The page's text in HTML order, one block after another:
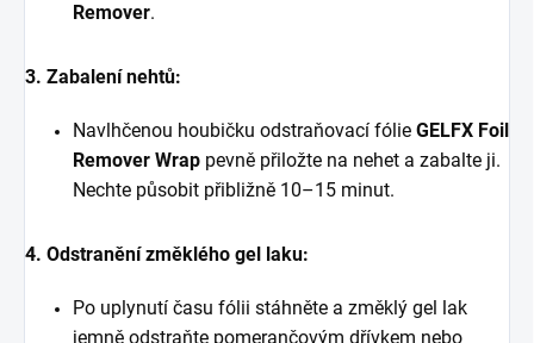
Remover.
3. Zabalení nehtů:
Navlhčenou houbičku odstraňovací fólie GELFX Foil
Remover Wrap pevně přiložte na nehet a zabalte ji.
Nechte působit přibližně 10–15 minut.
4. Odstranění změklého gel laku:
Po uplynutí času fólii stáhněte a změklý gel lak
jemně odstraňte pomerančovým dřívkem nebo